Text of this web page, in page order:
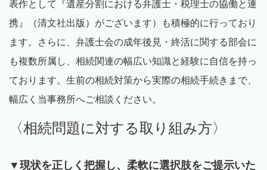
表作として『遺産分割における弁護士・税理士の協働と連
携』（清文社出版）がございます）も積極的に行っており
ます。さらに、弁護士会の成年後見・終活に関する部会に
も複数所属し、相続関連の幅広い知識と経験に自信を持っ
ております。生前の相続対策から実際の相続手続きまで、
幅広く当事務所へご相談ください。
〈相続問題に対する取り組み方〉
▼現状を正しく把握し、柔軟に選択肢をご提示いた